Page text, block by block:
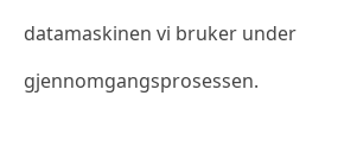
datamaskinen vi bruker under
gjennomgangsprosessen.